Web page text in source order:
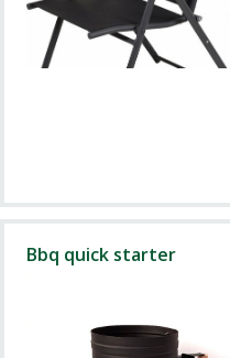
Bbq quick starter